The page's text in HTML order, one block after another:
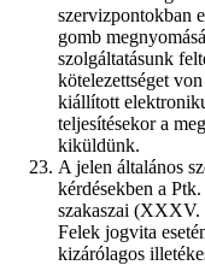
szervizpontokban
gomb
szolgáltatásunk
kötelezettséget
kiállított
teljesítésekor a
kiküldünk.
A jelen általános
kérdésekben a
szakaszai (XXXV.
Felek jogvita
kizárólagos